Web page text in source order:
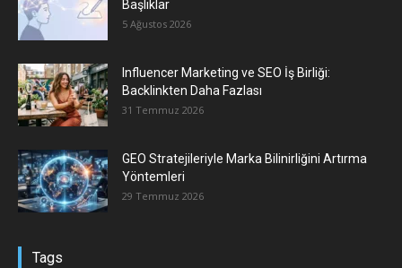
Başlıklar
5 Ağustos 2026
Influencer Marketing ve SEO İş Birliği:
Backlinkten Daha Fazlası
31 Temmuz 2026
GEO Stratejileriyle Marka Bilinirliğini Artırma
Yöntemleri
29 Temmuz 2026
Tags